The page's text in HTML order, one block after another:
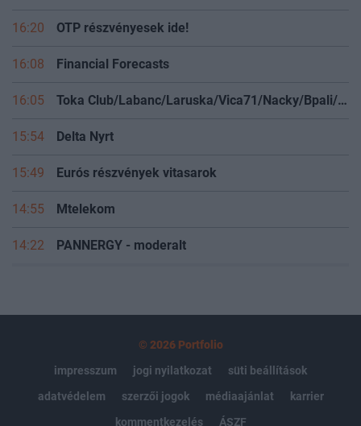
16:20 OTP részvényesek ide!
16:08 Financial Forecasts
16:05 Toka Club/Labanc/Laruska/Vica71/Nacky/Bpali/Oldrider/Josefernando/Mcbull/Kawaszabi
15:54 Delta Nyrt
15:49 Eurós részvények vitasarok
14:55 Mtelekom
14:22 PANNERGY - moderalt
© 2026 Portfolio
impresszum
jogi nyilatkozat
süti beállítások
adatvédelem
szerzői jogok médiaajánlat
karrier
kommentkezelés
ÁSZF